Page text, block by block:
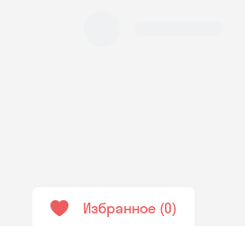
Избранное 0